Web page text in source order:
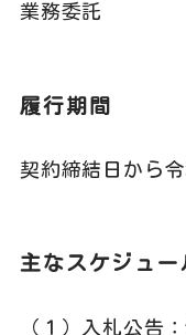
業務委託
履行期間
契約締結日から
主なスケジュー
（１）入札公告